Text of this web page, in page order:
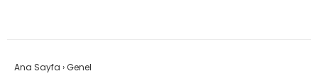
Ana Sayfa ›Genel